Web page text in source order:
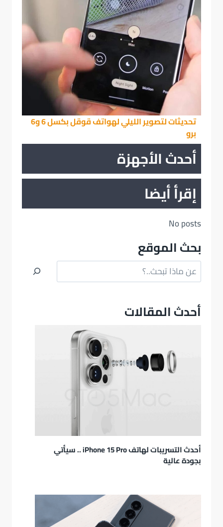
تحديثات لتصوير الليلي لهواتف قوقل بكسل 6 و6
برو
أحدث الأجهزة
إقرأ أيضا
No posts
بحث الموقع
البحث
أحدث المقالات
أحدث التسريبات لهاتف iPhone 15 Pro .. سيأتي
بجودة عالية